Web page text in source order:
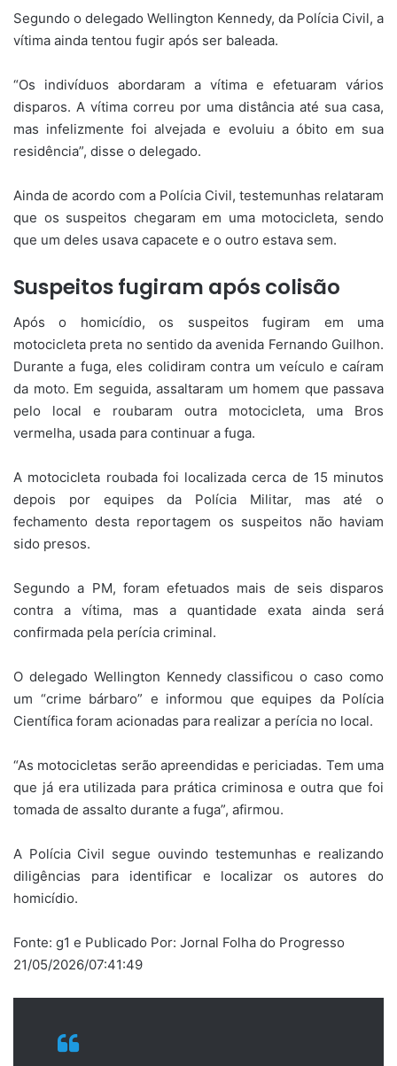
Segundo o delegado Wellington Kennedy, da Polícia Civil, a
vítima ainda tentou fugir após ser baleada.
“Os indivíduos abordaram a vítima e efetuaram vários
disparos. A vítima correu por uma distância até sua casa,
mas infelizmente foi alvejada e evoluiu a óbito em sua
residência”, disse o delegado.
Ainda de acordo com a Polícia Civil, testemunhas relataram
que os suspeitos chegaram em uma motocicleta, sendo
que um deles usava capacete e o outro estava sem.
Suspeitos fugiram após colisão
Após o homicídio, os suspeitos fugiram em uma
motocicleta preta no sentido da avenida Fernando Guilhon.
Durante a fuga, eles colidiram contra um veículo e caíram
da moto. Em seguida, assaltaram um homem que passava
pelo local e roubaram outra motocicleta, uma Bros
vermelha, usada para continuar a fuga.
A motocicleta roubada foi localizada cerca de 15 minutos
depois por equipes da Polícia Militar, mas até o
fechamento desta reportagem os suspeitos não haviam
sido presos.
Segundo a PM, foram efetuados mais de seis disparos
contra a vítima, mas a quantidade exata ainda será
confirmada pela perícia criminal.
O delegado Wellington Kennedy classificou o caso como
um “crime bárbaro” e informou que equipes da Polícia
Científica foram acionadas para realizar a perícia no local.
“As motocicletas serão apreendidas e periciadas. Tem uma
que já era utilizada para prática criminosa e outra que foi
tomada de assalto durante a fuga”, afirmou.
A Polícia Civil segue ouvindo testemunhas e realizando
diligências para identificar e localizar os autores do
homicídio.
Fonte: g1 e Publicado Por: Jornal Folha do Progresso
21/05/2026/07:41:49